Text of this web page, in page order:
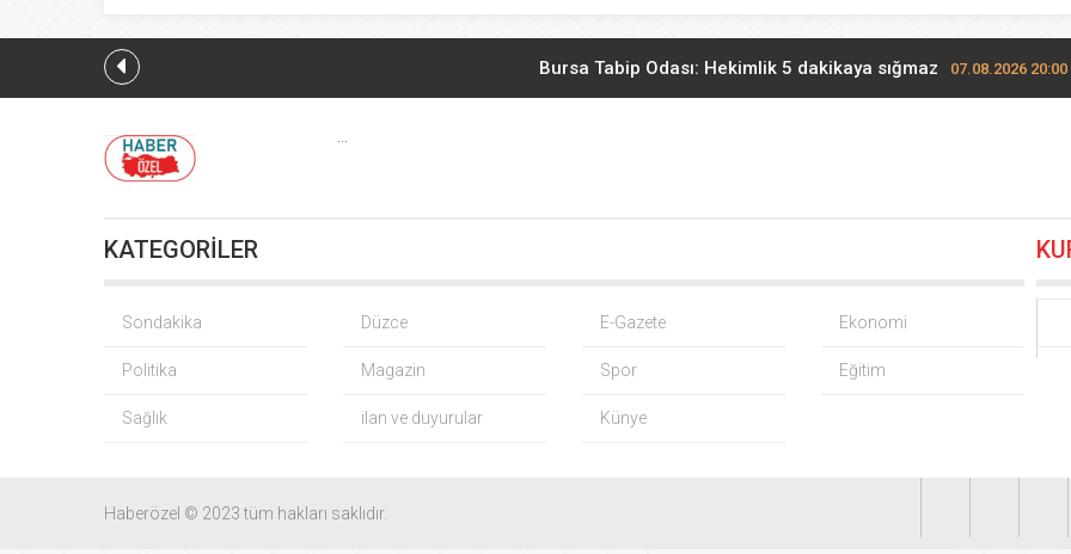
Bursa Tabip Odası: Hekimlik 5 dakikaya sığmaz 07.08.2026 20:00
07.08.2026
Fındık alım fiyatları açıklandı… Alımlar 24 Ağustos’ta başlıyor
Yağış sonrası deniz uyarısı! Bulanık ve kötü kokulu suda yüzmeyin
Gürsel Tekin’den ‘tutarlılık’ mesajı… Tarihi meselelerde pusula net olmalı
KATEGORİLER
Sondakika Düzce E-Gazete Ekonomi
Politika Magazin Spor Eğitim
Sağlık ilan ve duyurular Künye
Haberözel © 2023 tüm hakları saklıdır.